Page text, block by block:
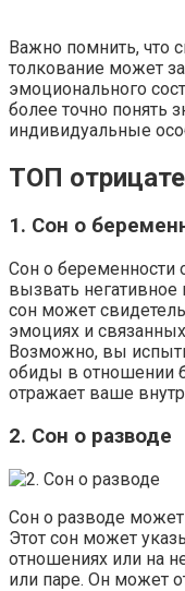
Важно помнить, что
толкование может
эмоционального
более точно понять
индивидуальные
ТОП
1. Сон о
Сон о беременности
вызвать негативное
сон может
эмоциях и
Возможно, вы
обиды в отношении
отражает ваше
2. Сон о разводе
Сон о разводе может
Этот сон может
отношениях или на
или паре. Он может